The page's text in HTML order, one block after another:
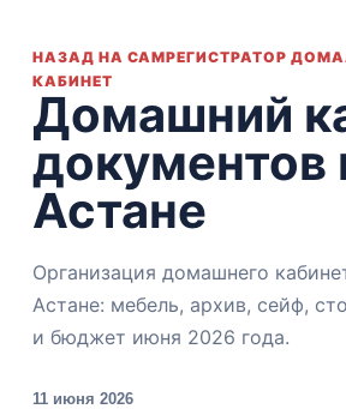
НАЗАД НА САМРЕГИСТРАТОР ДОМА
КАБИНЕТ
Домашний
документов
Астане
Организация домашнего
Астане: мебель, архив, сейф,
и бюджет июня 2026 года.
11 июня 2026